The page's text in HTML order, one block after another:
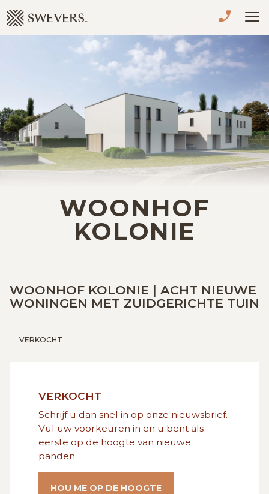
VERKOPEN
TE KOOP
TE HUUR
NIEUWBOUW
OVER ONS
VASTGOEDCAFÉ
WOONHOF
KOLONIE
WOONHOF KOLONIE | ACHT NIEUWE
WONINGEN MET ZUIDGERICHTE TUIN
VERKOCHT
VERKOCHT
Schrijf u dan snel in op onze nieuwsbrief.
Vul uw voorkeuren in en u bent als
eerste op de hoogte van nieuwe
panden.
HOU ME OP DE HOOGTE